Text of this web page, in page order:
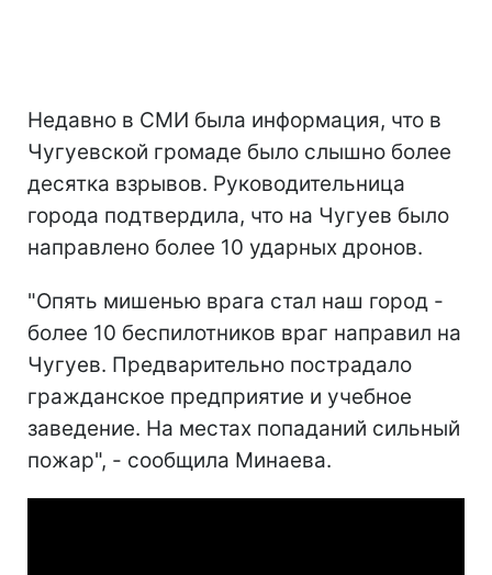
Недавно в СМИ была информация, что в
Чугуевской громаде было слышно более
десятка взрывов. Руководительница
города подтвердила, что на Чугуев было
направлено более 10 ударных дронов.
"Опять мишенью врага стал наш город -
более 10 беспилотников враг направил на
Чугуев. Предварительно пострадало
гражданское предприятие и учебное
заведение. На местах попаданий сильный
пожар", - сообщила Минаева.